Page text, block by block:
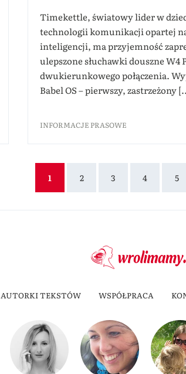
Timekettle, światowy lider w
technologii komunikacji opartej
inteligencji, ma przyjemność
ulepszone słuchawki douszne W4
dwukierunkowego połączenia.
Babel OS – pierwszy, zastrzeżony
INFORMACJE PRASOWE
1 2 3 4 5
AUTORKI TEKSTÓW WSPÓŁPRACA